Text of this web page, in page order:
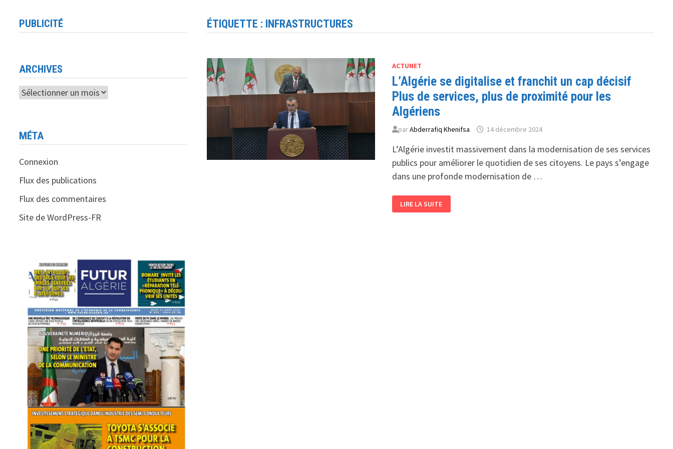
ÉTIQUETTE : INFRASTRUCTURES
ACTUNET
L’Algérie se digitalise et franchit un cap décisif
Plus de services, plus de proximité pour les
Algériens
parAbderrafiq Khenifsa 14 décembre 2024
L’Algérie investit massivement dans la modernisation de ses services
publics pour améliorer le quotidien de ses citoyens. Le pays s’engage
dans une profonde modernisation de …
SE
DIGITALISE
LIRE LA SUITE
PUBLICITÉ
ARCHIVES
Archives
MÉTA
Connexion
Flux des publications
Flux des commentaires
Site de WordPress-FR